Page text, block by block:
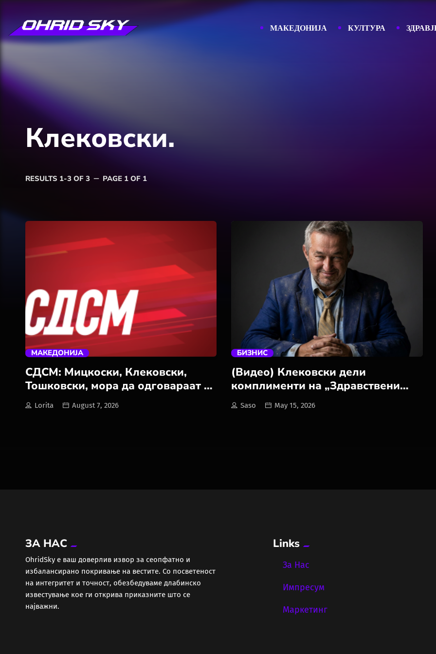
МАКЕДОНИЈА КУЛТУРА
Клековски.
RESULTS 1-3 OF 3 remove PAGE 1 OF 1
trending_flat
МАКЕДОНИЈА
СДСМ: Мицкоски, Клековски,
Тошковски, мора да одговараат за
труењето во Гостивар и во цела
Македонија
Lorita August 7, 2026
trending_flat
БИЗНИС
(Видео) Клековски дели
комплименти на „Здравствени
Пепелашки” , додека ЈЗУ Општа
Болница Охрид 9 месеци е без
Saso May 15, 2026
ЗА НАС
ОhridSky е ваш доверлив извор за сеопфатно и
избалансирано покривање на вестите. Со посветеност
на интегритет и точност, обезбедуваме длабинско
известување кое ги открива приказните што се
најважни.
Links
За Нас
Импресум
Маркетинг